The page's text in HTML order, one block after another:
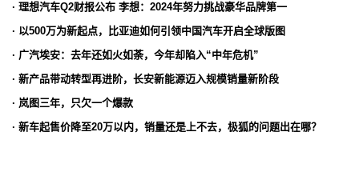
· 理想汽车Q2财报公布 李想：2024年努力挑战豪华品牌第一
· 以500万为新起点，比亚迪如何引领中国汽车开启全球版图
· 广汽埃安：去年还如火如荼，今年却陷入“中年危机”
· 新产品带动转型再进阶，长安新能源迈入规模销量新阶段
· 岚图三年，只欠一个爆款
· 新车起售价降至20万以内，销量还是上不去，极狐的问题出在哪？